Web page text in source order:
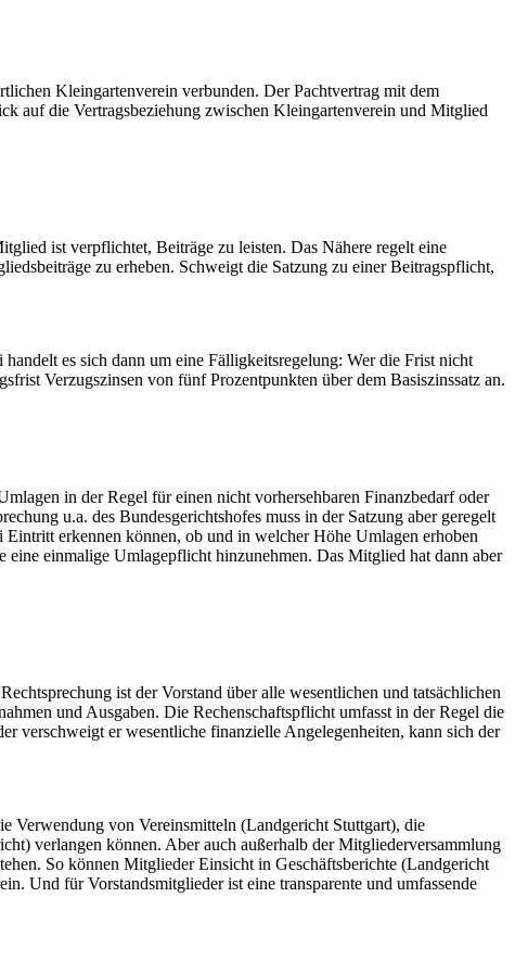
Kleingartenverein verbunden. Der Pachtvertrag mit dem
auf die Vertragsbeziehung zwischen Kleingartenverein und Mitglied
ist verpflichtet, Beiträge zu leisten. Das Nähere regelt eine
zu erheben. Schweigt die Satzung zu einer Beitragspflicht,
es sich dann um eine Fälligkeitsregelung: Wer die Frist nicht
Verzugszinsen von fünf Prozentpunkten über dem Basiszinssatz an.
in der Regel für einen nicht vorhersehbaren Finanzbedarf oder
u.a. des Bundesgerichtshofes muss in der Satzung aber geregelt
erkennen können, ob und in welcher Höhe Umlagen erhoben
einmalige Umlagepflicht hinzunehmen. Das Mitglied hat dann aber
ist der Vorstand über alle wesentlichen und tatsächlichen
und Ausgaben. Die Rechenschaftspflicht umfasst in der Regel die
verschweigt er wesentliche finanzielle Angelegenheiten, kann sich der
Verwendung von Vereinsmitteln (Landgericht Stuttgart), die
verlangen können. Aber auch außerhalb der Mitgliederversammlung
So können Mitglieder Einsicht in Geschäftsberichte (Landgericht
Und für Vorstandsmitglieder ist eine transparente und umfassende